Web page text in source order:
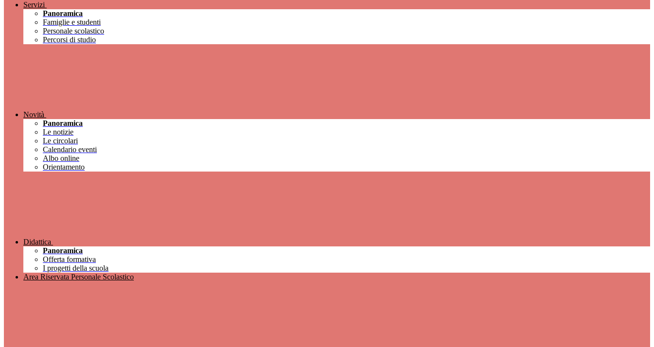
Servizi
Panoramica
Famiglie e studenti
Personale scolastico
Percorsi di studio
Novità
Panoramica
Le notizie
Le circolari
Calendario eventi
Albo online
Orientamento
Didattica
Panoramica
Offerta formativa
I progetti della scuola
Area Riservata Personale Scolastico